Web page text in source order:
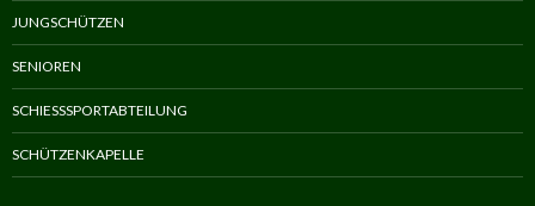
JUNGSCHÜTZEN
SENIOREN
SCHIESSSPORTABTEILUNG
SCHÜTZENKAPELLE